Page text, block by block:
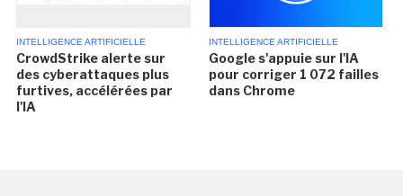
INTELLIGENCE ARTIFICIELLE
CrowdStrike alerte sur
des cyberattaques plus
furtives, accélérées par
l'IA
INTELLIGENCE ARTIFICIELLE
Google s'appuie sur l'IA
pour corriger 1 072 failles
dans Chrome